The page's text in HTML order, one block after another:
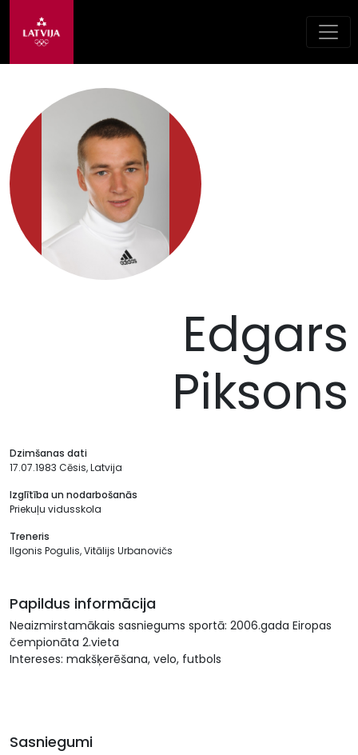
Edgars
Piksons
Dzimšanas dati
17.07.1983 Cēsis, Latvija
Izglītība un nodarbošanās
Priekuļu vidusskola
Treneris
Ilgonis Pogulis, Vitālijs Urbanovičs
Papildus informācija
Neaizmirstamākais sasniegums sportā: 2006.gada Eiropas
čempionāta 2.vieta
Intereses: makšķerēšana, velo, futbols
Sasniegumi